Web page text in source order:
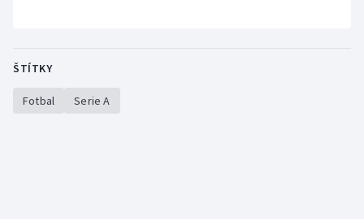
Olympijské hry
Parasport
ŠTÍTKY
Fotbal Serie A